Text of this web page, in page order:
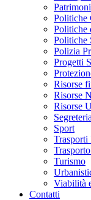
Politiche
Politiche
Politiche
Polizia
Progetti
Risorse
Risorse
Risorse
Sport
Trasporti
Turismo
Viabilità
Contatti